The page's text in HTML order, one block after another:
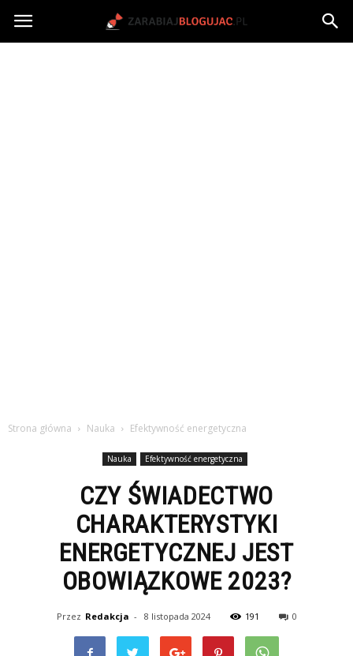
Jak
Strona główna Nauka Efektywność energetyczna
Nauka Efektywność energetyczna
CZY ŚWIADECTWO
CHARAKTERYSTYKI
ENERGETYCZNEJ JEST
OBOWIĄZKOWE 2023?
Przez Redakcja - 8 listopada 2024 191 0